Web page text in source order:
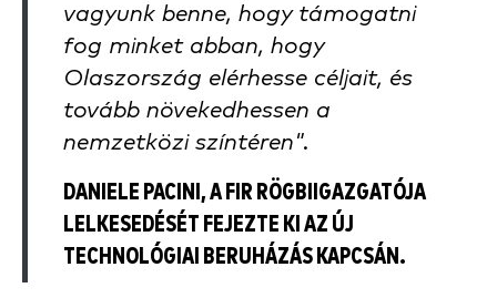
vagyunk benne, hogy támogatni
fog minket abban, hogy
Olaszország elérhesse céljait, és
tovább növekedhessen a
nemzetközi színtéren".
DANIELE PACINI, A FIR RÖGBIIGAZGATÓJA
LELKESEDÉSÉT FEJEZTE KI AZ ÚJ
TECHNOLÓGIAI BERUHÁZÁS KAPCSÁN.